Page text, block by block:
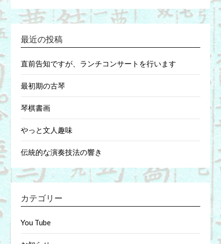
最近の投稿
直前告知ですが、ランチコンサートを行います
最初期の古琴
琴棋書画
やっと文人趣味
伝統的な演奏技法の響き
カテゴリー
You Tube